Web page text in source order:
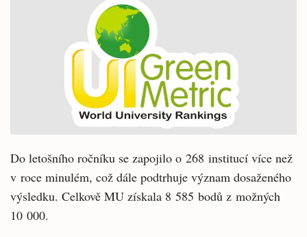
Do letošního ročníku se zapojilo o 268 institucí více než
v roce minulém, což dále podtrhuje význam dosaženého
výsledku. Celkově MU získala 8 585 bodů z možných
10 000.